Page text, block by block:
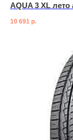
AQUA 3 XL лето
10 691 р.